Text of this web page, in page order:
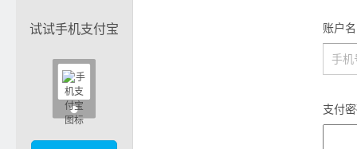
试试手机支付宝

账户
支付